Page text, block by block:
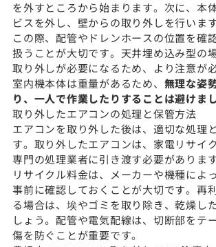
を外すところから始まります。次に、本
ビスを外し、壁からの取り外しを行います
この際、配管やドレンホースの位置を確
扱うことが大切です。天井埋め込み型の
取り外しが必要になるため、より注意が
室内機本体は重量があるため、 無理な姿
り、一人で作業したりすることは避けま
取り外したエアコンの処理と保管方法
エアコンを取り外した後は、適切な処理
す。取り外したエアコンは、家電リサイ
専門の処理業者に引き渡す必要があります
リサイクル料金は、メーカーや機種によ
事前に確認しておくことが大切です。再
る場合は、埃やゴミを取り除き、乾燥し
しょう。配管や電気配線は、切断部をテ
傷を防ぐことが重要です。